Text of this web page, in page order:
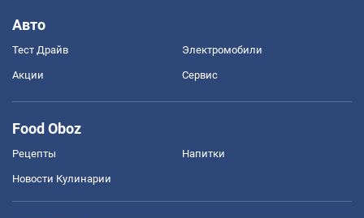
Авто
Тест Драйв Электромобили
Акции Сервис
Food Oboz
Рецепты Напитки
Новости Кулинарии